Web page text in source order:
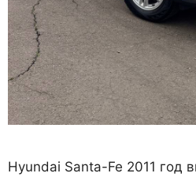
Hyundai Santa-Fe 2011 год